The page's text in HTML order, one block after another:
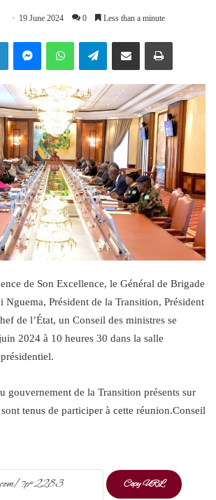
Send 19 June 2024 0 Less than a minute
LinkedInMessengerWhatsAppTelegramShare via Email Print
de Son Excellence, le Général de Brigade
Président de la Transition, Président
de l’État, un Conseil des ministres se
2024 à 10 heures 30 dans la salle
gouvernement de la Transition présents sur
tenus de participer à cette réunion.Conseil
Copy URL